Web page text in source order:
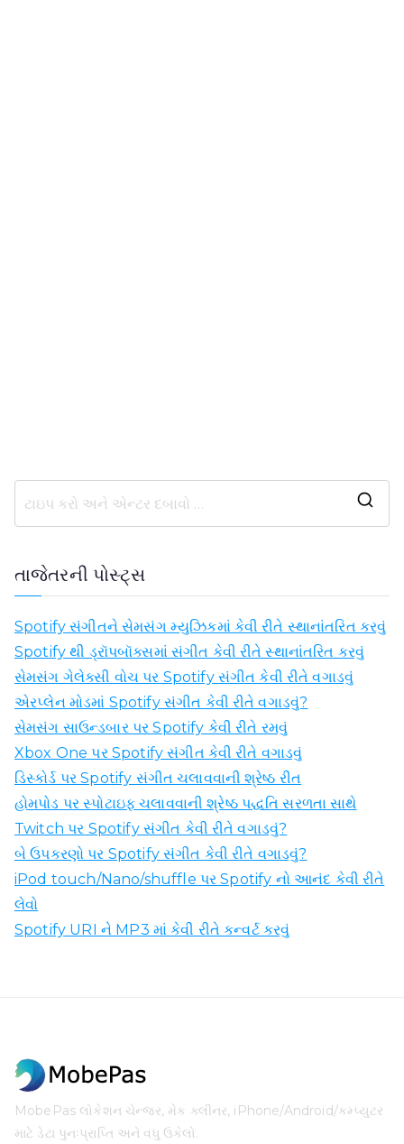
તાજેતરની પોસ્ટ્સ
Spotify સંગીતને સેમસંગ મ્યુઝિકમાં કેવી રીતે સ્થાનાંતરિત કરવું
Spotify થી ડ્રૉપબૉક્સમાં સંગીત કેવી રીતે સ્થાનાંતરિત કરવું
સેમસંગ ગેલેક્સી વોચ પર Spotify સંગીત કેવી રીતે વગાડવું
એરપ્લેન મોડમાં Spotify સંગીત કેવી રીતે વગાડવું?
સેમસંગ સાઉન્ડબાર પર Spotify કેવી રીતે રમવું
Xbox One પર Spotify સંગીત કેવી રીતે વગાડવું
ડિસ્કોર્ડ પર Spotify સંગીત ચલાવવાની શ્રેષ્ઠ રીત
હોમપોડ પર સ્પોટાઇફ ચલાવવાની શ્રેષ્ઠ પદ્ધતિ સરળતા સાથે
Twitch પર Spotify સંગીત કેવી રીતે વગાડવું?
બે ઉપકરણો પર Spotify સંગીત કેવી રીતે વગાડવું?
iPod touch/Nano/shuffle પર Spotify નો આનંદ કેવી રીતે
લેવો
Spotify URI ને MP3 માં કેવી રીતે કન્વર્ટ કરવું
MobePas લોકેશન ચેન્જર, મેક ક્લીનર, iPhone/Android/કમ્પ્યુટર
માટે ડેટા પુનઃપ્રાપ્તિ અને વધુ ઉકેલો.